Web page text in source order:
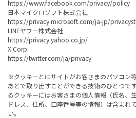
https://www.facebook.com/privacy/policy
日本マイクロソフト株式会社
https://privacy.microsoft.com/ja-jp/
LINEヤフー株式会社
https://privacy.yahoo.co.jp/
X Corp.
https://twitter.com/ja/privacy
※クッキーとはサイトがお客さまのパソコン
あとで取り出すことができる技術のひとつで
るクッキーにはお客さまの個人情報（氏名、
ドレス、住所、口座番号等の情報）は含まれ
い。